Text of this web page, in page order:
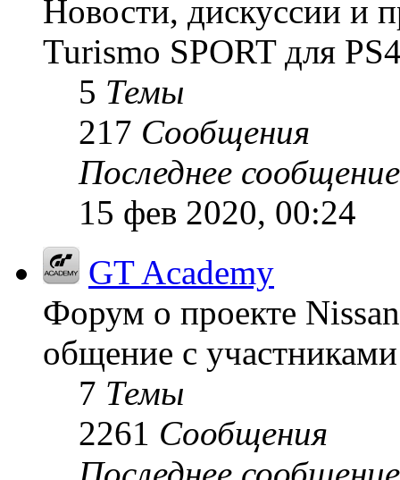
Новости, дискуссии и
Turismo SPORT для
5 Темы
217 Сообщения
Последнее сообщение
15 фев 2020, 00:24
GT Academy
Форум о проекте
общение с
7 Темы
2261 Сообщения